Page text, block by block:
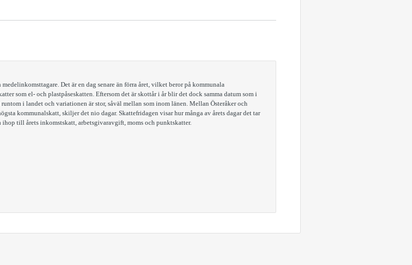
Det är en dag senare än förra året, vilket beror på kommunala
som el- och plastpåseskatten. Eftersom det är skottår i år blir det dock samma datum som i
i landet och variationen är stor, såväl mellan som inom länen. Mellan Österåker och
kommunalskatt, skiljer det nio dagar. Skattefridagen visar hur många av årets dagar det tar
till årets inkomstskatt, arbetsgivaravgift, moms och punktskatter.